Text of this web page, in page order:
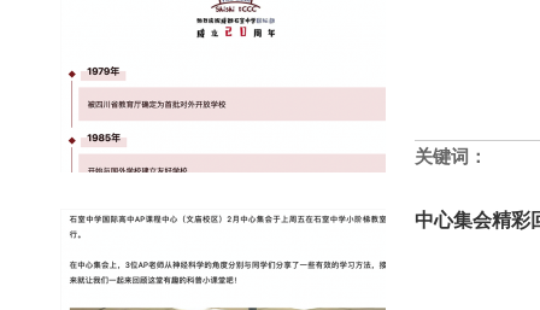
关键词：
中心集会精彩